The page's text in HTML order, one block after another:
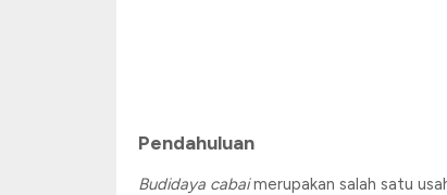
Pendahuluan
Budidaya cabaimerupakan salah satu